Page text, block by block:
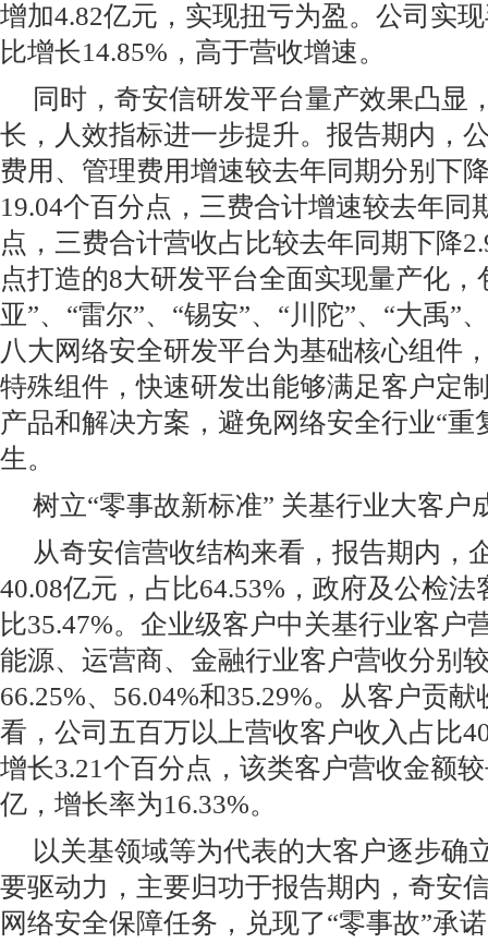
增加4.82亿元，实现扭亏为盈。公司实
比增长14.85%，高于营收增速。
同时，奇安信研发平台量产效果凸显
长，人效指标进一步提升。报告期内，
费用、管理费用增速较去年同期分别下
19.04个百分点，三费合计增速较去年同
点，三费合计营收占比较去年同期下降
点打造的8大研发平台全面实现量产化，
亚”、“雷尔”、“锡安”、“川陀”、“大禹”
八大网络安全研发平台为基础核心组件
特殊组件，快速研发出能够满足客户定
产品和解决方案，避免网络安全行业“重
生。
树立“零事故新标准” 关基行业大客户
从奇安信营收结构来看，报告期内，
40.08亿元，占比64.53%，政府及公检法
比35.47%。企业级客户中关基行业客户
能源、运营商、金融行业客户营收分别
66.25%、56.04%和35.29%。从客户贡
看，公司五百万以上营收客户收入占比
增长3.21个百分点，该类客户营收金额
亿，增长率为16.33%。
以关基领域等为代表的大客户逐步确
要驱动力，主要归功于报告期内，奇安
网络安全保障任务，兑现了“零事故”承